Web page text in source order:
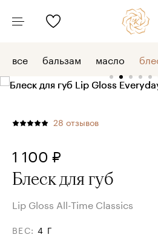
все бальзам масло
28 отзывов
1 100 ₽
Блеск для губ
Lip Gloss All-Time Classics
ВЕС:4 Г